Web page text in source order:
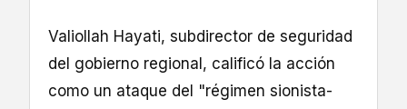
Valiollah Hayati, subdirector de seguridad
del gobierno regional, calificó la acción
como un ataque del "régimen sionista-